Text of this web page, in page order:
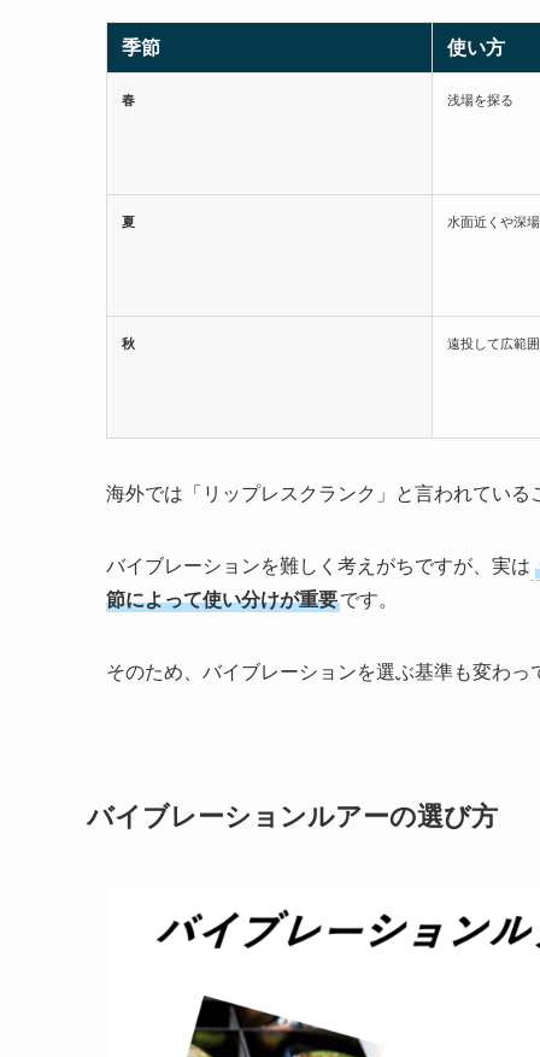
季節 使い方
春 浅場を探る
夏 水面近くや深
秋 遠投して広範
海外では「リップレスクランク」と言われてい
バイブレーションを難しく考えがちですが、実は
節によって使い分けが重要です。
そのため、バイブレーションを選ぶ基準も変わっ
バイブレーションルアーの選び方